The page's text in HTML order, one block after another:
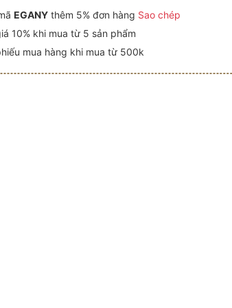
EGANYthêm 5% đơn hàng Sao chép
10% khi mua từ 5 sản phẩm
mua hàng khi mua từ 500k